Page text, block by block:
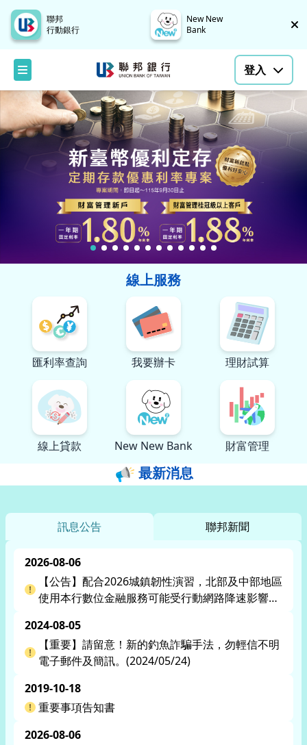
聯邦
行動銀行
New New
Bank
登入
線上服務
匯利率查詢 我要辦卡 理財試算
線上貸款 New New Bank 財富管理
最新消息
訊息公告 聯邦新聞
2026-08-06
【公告】配合2026城鎮韌性演習，北部及中部地區
使用本行數位金融服務可能受行動網路降速影響，
2024-08-05
【重要】請留意！新的釣魚詐騙手法，勿輕信不明
電子郵件及簡訊。(2024/05/24)
2019-10-18
重要事項告知書
2026-08-06